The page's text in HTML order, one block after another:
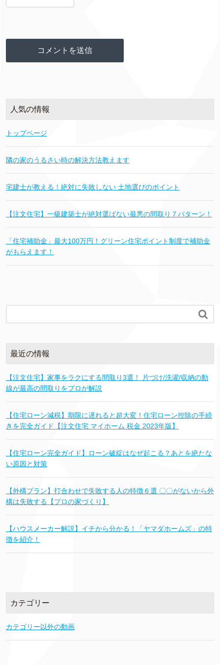
人気の情報
トップページ
隣の家のうるさい時の解決方法教えます
宅建士が教える！絶対に失敗しない 土地選びのポイント
【注文住宅】一級建築士が絶対選ばない最悪の間取り７パターン！
「住宅補助金」最大100万円！グリーン住宅ポイント制度で補助金
がもらえます！

最近の情報
【注文住宅】家事をラクにする間取り3選！ 片づけ/洗濯/収納の動
線が最高の間取りをプロが解説
【住宅ローン減税】期限に遅れると超大変！住宅ローン控除の手続
きを完全ガイド【注文住宅 マイホーム 税金 2023年版】
【住宅ローン完全ガイド】ローン破綻はなぜ起こる？あとを絶たな
い原因と対策
【外構プラン】打合わせで失敗する人の特徴６選 〇〇がないから外
構は失敗する【プロの家づくり】
【ハウスメーカー解説】イチから分かる！「ヤマダホームズ」の特
徴を紹介！
カテゴリー
カテゴリー以外の動画